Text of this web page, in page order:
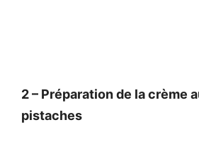
2 – Préparation de la crème
pistaches